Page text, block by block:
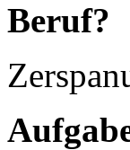
Beruf?